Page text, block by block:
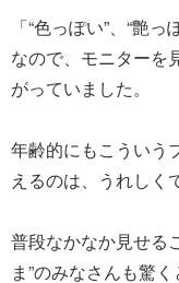
「“色っぽい”、“艶
なので、モニターを
がっていました。
年齢的にもこういう
えるのは、うれしく
普段なかなか見せる
ま”のみなさんも驚